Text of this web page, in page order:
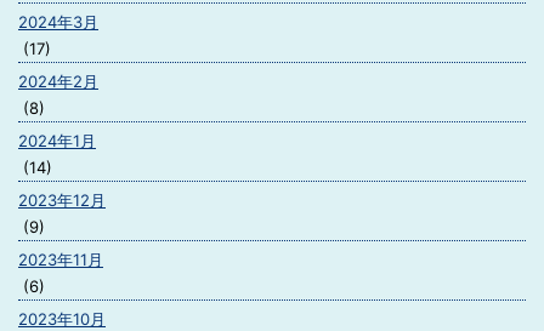
2024年3月
(17)
2024年2月
(8)
2024年1月
(14)
2023年12月
(9)
2023年11月
(6)
2023年10月